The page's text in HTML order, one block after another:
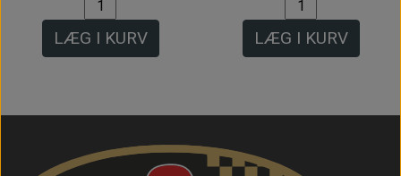
LÆG I KURV LÆG I KURV